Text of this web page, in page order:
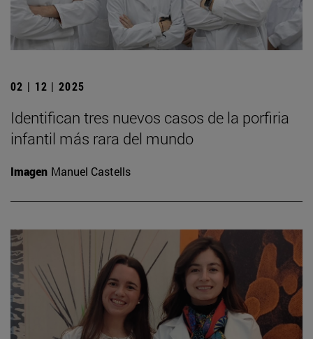
02 | 12 | 2025
Identifican tres nuevos casos de la porfiria
infantil más rara del mundo
Imagen Manuel Castells